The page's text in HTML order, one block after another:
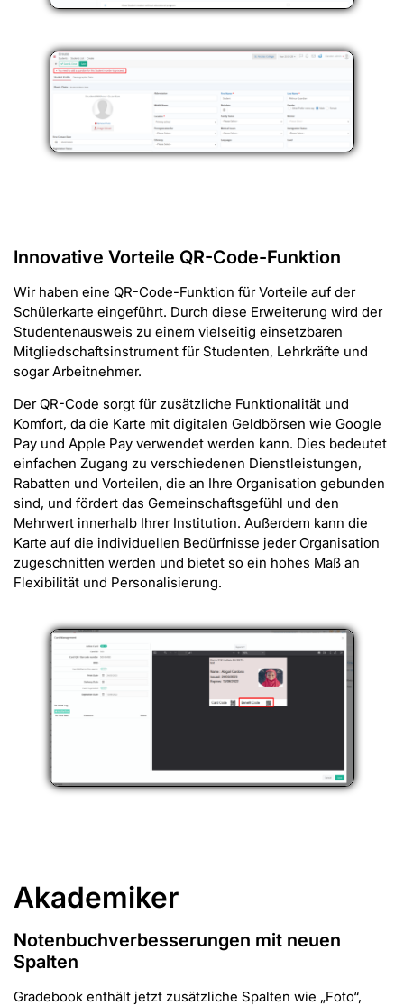
Innovative Vorteile QR-Code-Funktion
Wir haben eine QR-Code-Funktion für Vorteile auf der
Schülerkarte eingeführt. Durch diese Erweiterung wird der
Studentenausweis zu einem vielseitig einsetzbaren
Mitgliedschaftsinstrument für Studenten, Lehrkräfte und
sogar Arbeitnehmer.
Der QR-Code sorgt für zusätzliche Funktionalität und
Komfort, da die Karte mit digitalen Geldbörsen wie Google
Pay und Apple Pay verwendet werden kann. Dies bedeutet
einfachen Zugang zu verschiedenen Dienstleistungen,
Rabatten und Vorteilen, die an Ihre Organisation gebunden
sind, und fördert das Gemeinschaftsgefühl und den
Mehrwert innerhalb Ihrer Institution. Außerdem kann die
Karte auf die individuellen Bedürfnisse jeder Organisation
zugeschnitten werden und bietet so ein hohes Maß an
Flexibilität und Personalisierung.
Akademiker
Notenbuchverbesserungen mit neuen
Spalten
Gradebook enthält jetzt zusätzliche Spalten wie „Foto“,